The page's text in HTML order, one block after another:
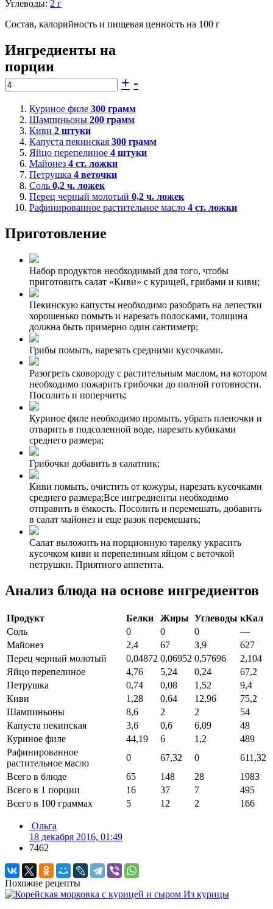
Углеводы: 2 г
Состав, калорийность и пищевая ценность на 100 г
Ингредиенты на
порции
+ -
Куриное филе 300 грамм
Шампиньоны 200 грамм
Киви 2 штуки
Капуста пекинская 300 грамм
Яйцо перепелиное 4 штуки
Майонез 4 ст. ложки
Петрушка 4 веточки
Соль 0,2 ч. ложек
Перец черный молотый 0,2 ч. ложек
Рафинированное растительное масло 4 ст. ложки
Приготовление
Набор продуктов необходимый для того, чтобы
приготовить салат «Киви» с курицей, грибами и киви;
Пекинскую капусты необходимо разобрать на лепестки
хорошенько помыть и нарезать полосками, толщина
должна быть примерно один сантиметр;
Грибы помыть, нарезать средними кусочками.
Разогреть сковороду с растительным маслом, на котором
необходимо пожарить грибочки до полной готовности.
Посолить и поперчить;
Куриное филе необходимо промыть, убрать пленочки и
отварить в подсоленной воде, нарезать кубиками
среднего размера;
Грибочки добавить в салатник;
Киви помыть, очистить от кожуры, нарезать кусочками
среднего размера;Все ингредиенты необходимо
отправить в ёмкость. Посолить и перемешать, добавить
в салат майонез и еще разок перемешать;
Салат выложить на порционную тарелку украсить
кусочком киви и перепелиным яйцом с веточкой
петрушки. Приятного аппетита.
Анализ блюда на основе ингредиентов
Продукт Белки Жиры Углеводы кКал
Соль
0 0 0
—
Майонез
2,4 67 3,9
627
Перец черный молотый
0,04872 0,06952 0,57696
2,104
Яйцо перепелиное
4,76 5,24 0,24
67,2
Петрушка
0,74 0,08 1,52
9,4
Киви
1,28 0,64 12,96
75,2
Шампиньоны
8,6 2 2
54
Капуста пекинская
3,6 0,6 6,09
48
Куриное филе
44,19 6 1,2
489
Рафинированное
растительное масло
0 67,32 0
611,32
Всего в блюде
65 148 28
1983
Всего в 1 порции
16 37 7
495
Всего в 100 граммах
5 12 2 166
Ольга
18 декабря 2016, 01:49
7462
Похожие рецепты
Из курицы